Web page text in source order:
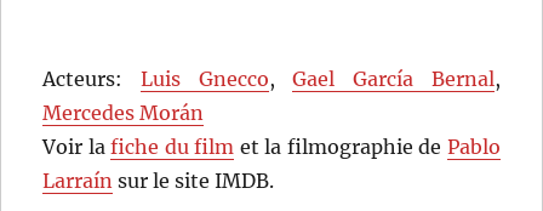
Acteurs: Luis Gnecco,Gael García Bernal,
Mercedes Morán
Voir lafiche du film et la filmographie de Pablo
Larraín sur le site IMDB.